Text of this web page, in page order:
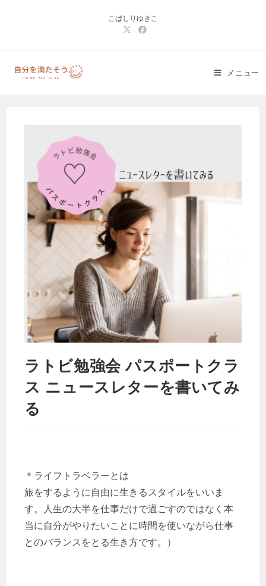
こばしりゆきこ
メニュー
ラトビ勉強会 パスポートクラ
ス ニュースレターを書いてみ
る
＊ライフトラベラーとは
旅をするように自由に生きるスタイルをいいま
す。 人生の大半を仕事だけで過ごすのではなく本
当に自分がやりたいことに時間を使いながら仕事
とのバランスをとる生き方です。）